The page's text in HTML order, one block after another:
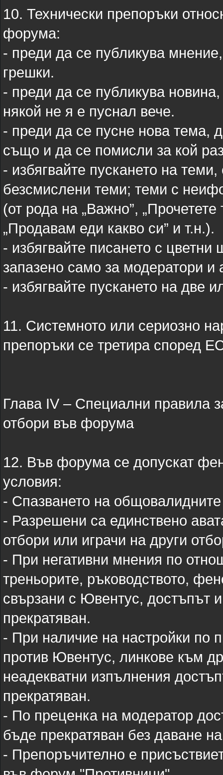
10. Технически препоръки
форума:
- преди да се публикува
грешки.
- преди да се публикува
някой не я е пуснал вече.
- преди да се пусне нова тема,
също и да се помисли за кой
- избягвайте пускането на
безсмислени теми; теми с
(от рода на „Важно”,
„Продавам еди какво си” и т.н.).
- избягвайте писането с
запазено само за модератори и
- избягвайте пускането на две
11. Системното или сериозно
препоръки се третира според
Глава IV – Специални правила
отбори във форума
12. Във форума се допускат
условия:
- Спазването на
- Разрешени са единствено
отбори или играчи на други
- При негативни мнения по
треньорите, ръководството,
свързани с Ювентус,
прекратяван.
- При наличие на настройки по
против Ювентус, линкове към
неадекватни изпълнения
прекратяван.
- По преценка на модератор
бъде прекратяван без даване
- Препоръчително е